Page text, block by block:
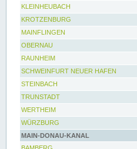
KLEINHEUBACH
KROTZENBURG
MAINFLINGEN
OBERNAU
RAUNHEIM
SCHWEINFURT NEUER HAFEN
STEINBACH
TRUNSTADT
WERTHEIM
WÜRZBURG
MAIN-DONAU-KANAL